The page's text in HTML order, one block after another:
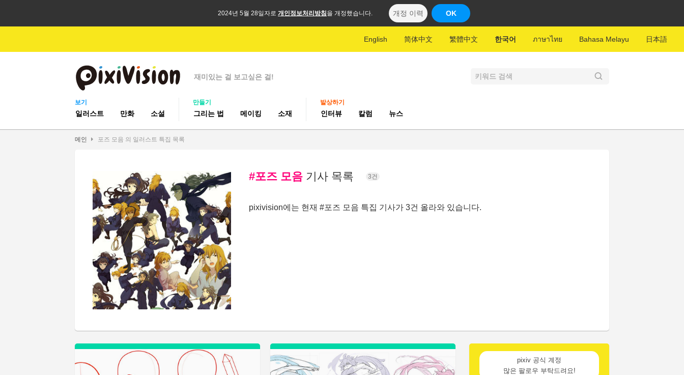
2024년 5월 28일자로 개인정보처리방침 을 개정했습니다. 개정 이력 OK
English 简体中文 繁體中文 한국어 ภาษาไทย Bahasa Melayu 日本語
재미있는 걸 보고싶은 걸!
보기
일러스트 만화 소설
만들기
그리는 법 메이킹 소재
발상하기
인터뷰 칼럼 뉴스
메인 포즈 모음 의 일러스트 특집 목록
#포즈 모음 기사 목록 3건
pixivision에는 현재 #포즈 모음 특집 기사가 3건 올라와 있습니다.
pixiv 공식 계정
많은 팔로우 부탁드려요!